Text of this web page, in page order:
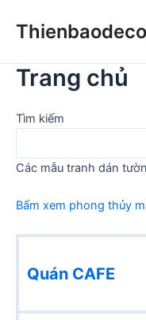
Trang chủ
Tìm kiếm
Các mẫu tranh dán
Bấm xem phong thủy
Quán CAFE